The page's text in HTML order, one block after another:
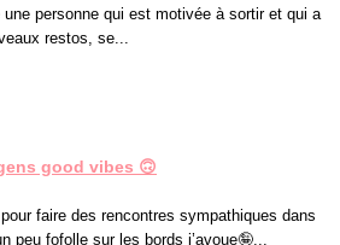
personne qui est motivée à sortir et qui a
restos, se...
good vibes 🙃
faire des rencontres sympathiques dans
peu fofolle sur les bords j’avoue🤪...